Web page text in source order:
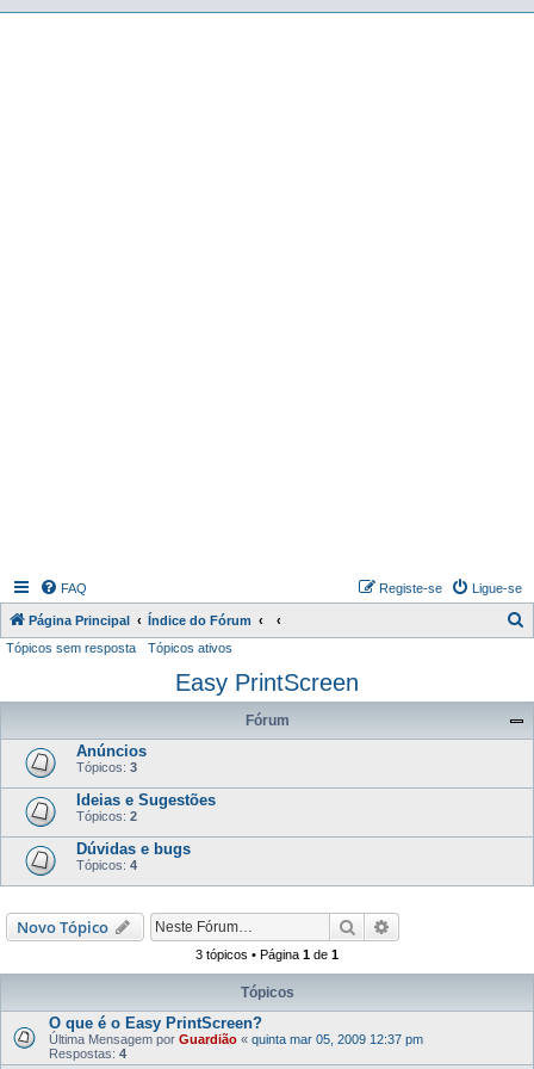
FAQ Ligue-se
Registe-se
Página Principal Índice do Fórum
q
s
Tópicos sem resposta Tópicos ativos
Easy PrintScreen
Fórum
Anúncios
Tópicos: 3
Ideias e Sugestões
Tópicos: 2
Dúvidas e bugs
Tópicos: 4
Novo Tópico Pesquisar
3 tópicos • Página 1 de 1
Tópicos
O que é o Easy PrintScreen?
Última Mensagem por Guardião « quinta mar 05, 2009 12:37 pm
Respostas: 4